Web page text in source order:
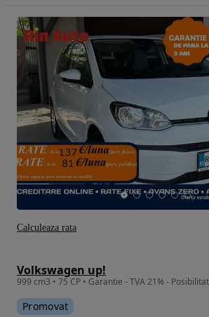
Volkswagen up!
Promovat
Calculeaza rata